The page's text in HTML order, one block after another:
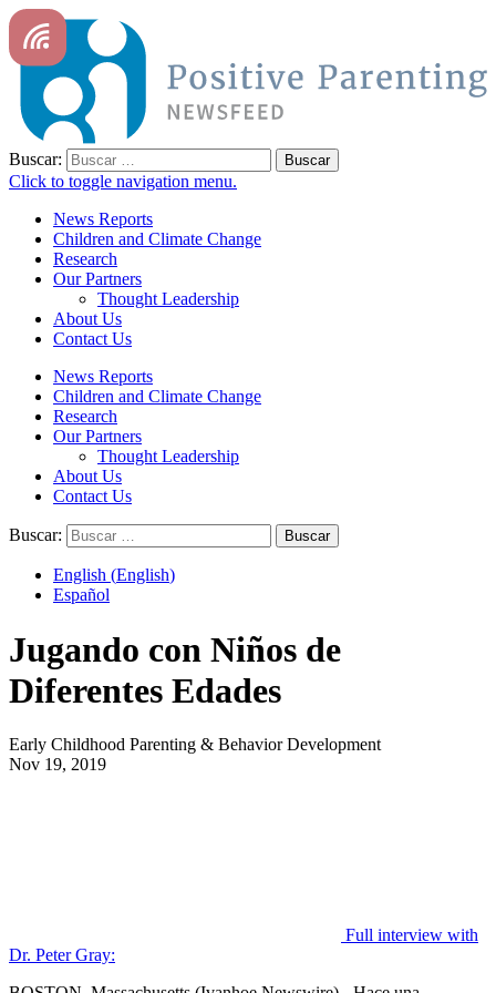
Buscar:
Click to toggle navigation menu.
News Reports
Children and Climate Change
Research
Our Partners
Thought Leadership
About Us
Contact Us
News Reports
Children and Climate Change
Research
Our Partners
Thought Leadership
About Us
Contact Us
Buscar:
English (English)
Español
Jugando con Niños de
Diferentes Edades
Early Childhood Parenting & Behavior Development
Nov 19, 2019
Full interview with
Dr. Peter Gray: